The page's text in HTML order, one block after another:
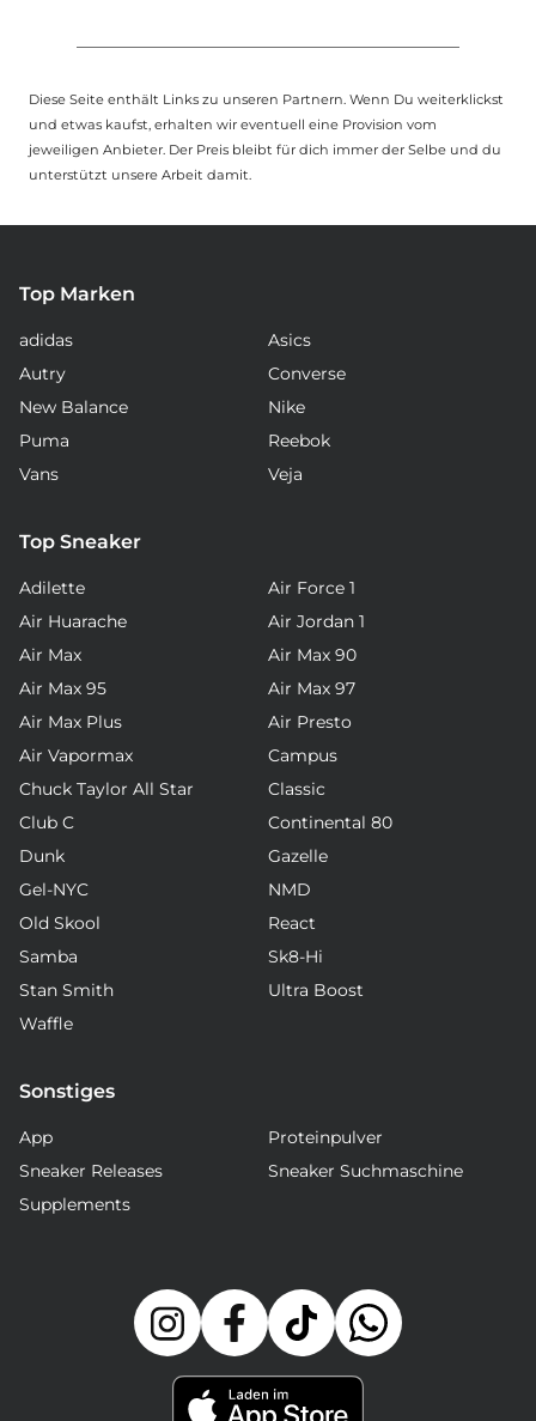
Diese Seite enthält Links zu unseren Partnern. Wenn Du weiterklickst
und etwas kaufst, erhalten wir eventuell eine Provision vom
jeweiligen Anbieter. Der Preis bleibt für dich immer der Selbe und du
unterstützt unsere Arbeit damit.
Top Marken
adidas
Asics
Autry
Converse
New Balance
Nike
Puma
Reebok
Vans
Veja
Top Sneaker
Adilette
Air Force 1
Air Huarache
Air Jordan 1
Air Max
Air Max 90
Air Max 95
Air Max 97
Air Max Plus
Air Presto
Air Vapormax
Campus
Chuck Taylor All Star
Classic
Club C
Continental 80
Dunk
Gazelle
Gel-NYC
NMD
Old Skool
React
Samba
Sk8-Hi
Stan Smith
Ultra Boost
Waffle
Sonstiges
App
Proteinpulver
Sneaker Releases
Sneaker Suchmaschine
Supplements